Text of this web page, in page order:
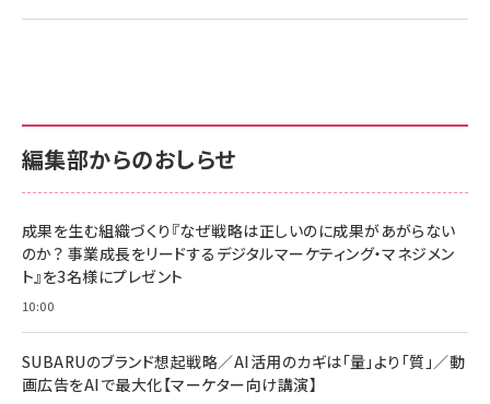
編集部からのおしらせ
成果を生む組織づくり『なぜ戦略は正しいのに成果があがらない
のか？ 事業成長をリードするデジタルマーケティング・マネジメン
ト』を3名様にプレゼント
10:00
SUBARUのブランド想起戦略／AI活用のカギは「量」より「質」／動
画広告をAIで最大化【マーケター向け講演】